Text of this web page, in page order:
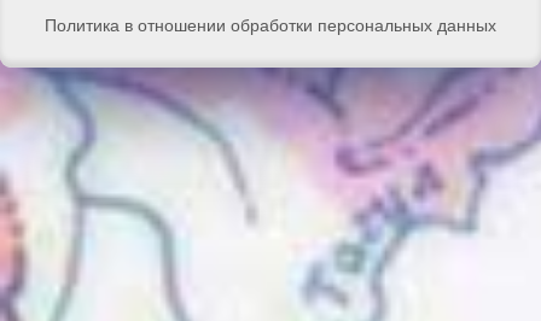
Политика в отношении обработки персональных данных